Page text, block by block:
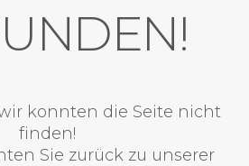
konnten die Seite nicht
finden!
Sie zurück zu unserer